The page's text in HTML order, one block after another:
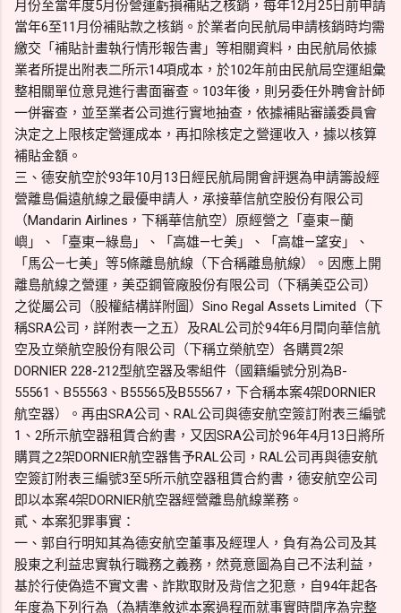
月份至當年度5月份營運虧損補貼之核銷，每年12月25日前申請
當年6至11月份補貼款之核銷。於業者向民航局申請核銷時均需
繳交「補貼計畫執行情形報告書」等相關資料，由民航局依據
業者所提出附表二所示14項成本，於102年前由民航局空運組彙
整相關單位意見進行書面審查。103年後，則另委任外聘會計師
一併審查，並至業者公司進行實地抽查，依據補貼審議委員會
決定之上限核定營運成本，再扣除核定之營運收入，據以核算
補貼金額。
三、德安航空於93年10月13日經民航局開會評選為申請籌設經
營離島偏遠航線之最優申請人，承接華信航空股份有限公司
（Mandarin Airlines，下稱華信航空）原經營之「臺東—蘭
嶼」、「臺東—綠島」、「高雄—七美」、「高雄—望安」、
「馬公—七美」等5條離島航線（下合稱離島航線）。因應上開
離島航線之營運，美亞鋼管廠股份有限公司（下稱美亞公司）
之從屬公司（股權結構詳附圖）Sino Regal Assets Limited（下
稱SRA公司，詳附表一之五）及RAL公司於94年6月間向華信航
空及立榮航空股份有限公司（下稱立榮航空）各購買2架
DORNIER 228-212型航空器及零組件（國籍編號分別為B-
55561、B55563、B55565及B55567，下合稱本案4架DORNIER
航空器）。再由SRA公司、RAL公司與德安航空簽訂附表三編號
1、2所示航空器租賃合約書，又因SRA公司於96年4月13日將所
購買之2架DORNIER航空器售予RAL公司，RAL公司再與德安航
空簽訂附表三編號3至5所示航空器租賃合約書，德安航空公司
即以本案4架DORNIER航空器經營離島航線業務。
貳、本案犯罪事實：
一、郭自行明知其為德安航空董事及經理人，負有為公司及其
股東之利益忠實執行職務之義務，然竟意圖為自己不法利益，
基於行使偽造不實文書、詐欺取財及背信之犯意，自94年起各
年度為下列行為（為精準敘述本案過程而就事實時間序為完整